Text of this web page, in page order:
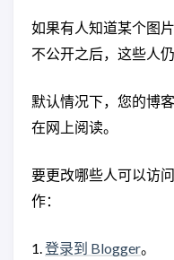
如果有人知道某个图
不公开之后，这些人
默认情况下，您的博
在网上阅读。
要更改哪些人可以访
作：
1. 登录到 Blogger。